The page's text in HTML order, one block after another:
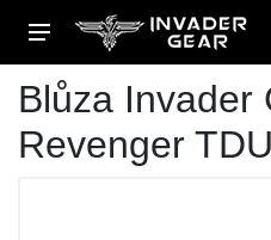
Blůza Invader
Revenger